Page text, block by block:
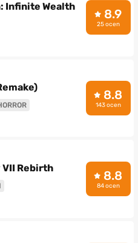
Infinite Wealth 8.9
25 ocen
8.8
143 ocen
VII Rebirth 8.8
84 ocen